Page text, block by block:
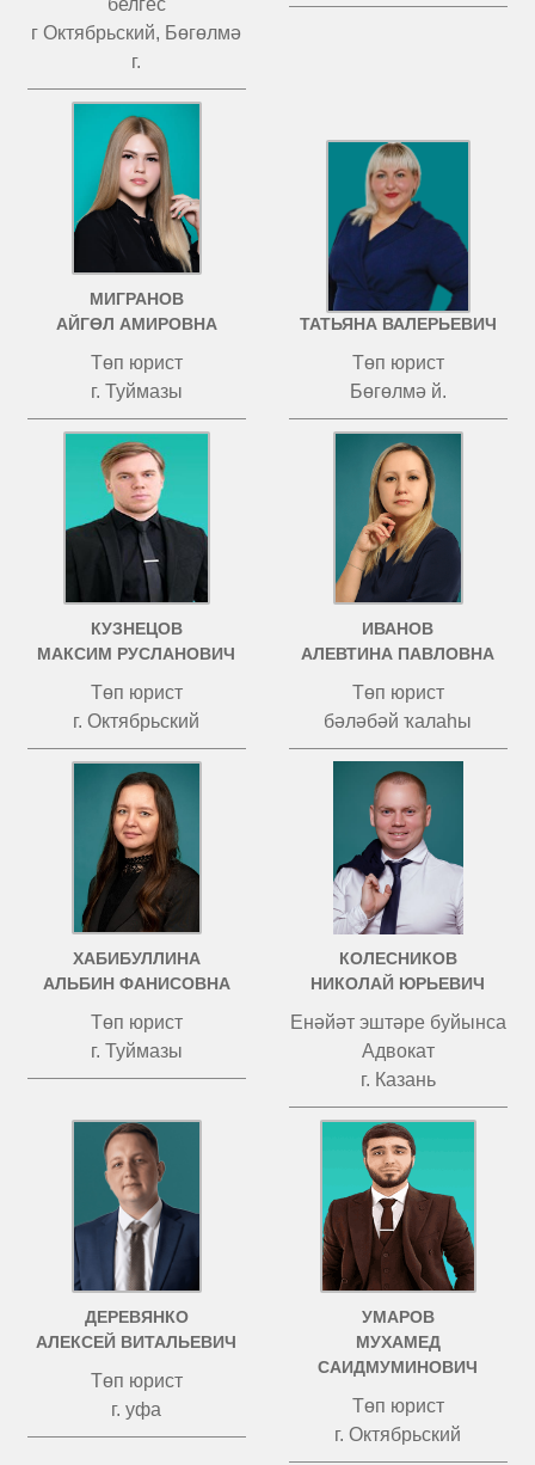
белгес
г Октябрьский, Бөгөлмә
г.
МИГРАНОВ
АЙГӨЛ АМИРОВНА
Төп юрист
г. Туймазы
ЧИСТОВ
ТАТЬЯНА ВАЛЕРЬЕВИЧ
Төп юрист
Бөгөлмә й.
КУЗНЕЦОВ
МАКСИМ РУСЛАНОВИЧ
Төп юрист
г. Октябрьский
ИВАНОВ
АЛЕВТИНА ПАВЛОВНА
Төп юрист
бәләбәй ҡалаһы
ХАБИБУЛЛИНА
АЛЬБИН ФАНИСОВНА
Төп юрист
г. Туймазы
КОЛЕСНИКОВ
НИКОЛАЙ ЮРЬЕВИЧ
Енәйәт эштәре буйынса
Адвокат
г. Казань
ДЕРЕВЯНКО
АЛЕКСЕЙ ВИТАЛЬЕВИЧ
Төп юрист
г. уфа
УМАРОВ
МУХАМЕД
САИДМУМИНОВИЧ
Төп юрист
г. Октябрьский